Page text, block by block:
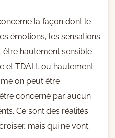
la façon dont le
émotions, les sensations
être hautement sensible
et TDAH, ou hautement
on peut être
concerné par aucun
Ce sont des réalités
mais qui ne vont